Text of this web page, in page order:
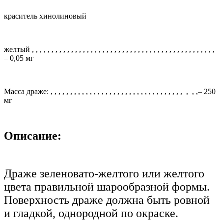
краситель хинолиновый
желтый , , , , , , , , , , , , , , , , , , , , , , , , , , , , , , , , , , , , , , , , , , , , , , ,
– 0,05 мг
Масса драже: , , , , , , , , , , , , , , , , , , , , , , , , , , , , , , , , , , , , ,– 250
мг
Описание:
Драже зеленовато-желтого или желтого
цвета правильной шарообразной формы.
Поверхность драже должна быть ровной
и гладкой, однородной по окраске.